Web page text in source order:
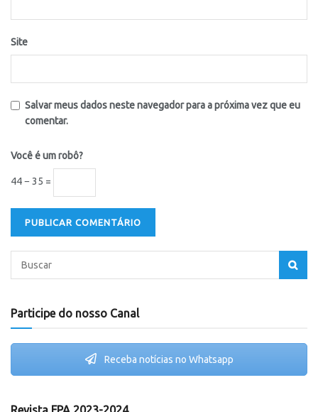
Site
Salvar meus dados neste navegador para a próxima vez que eu
comentar.
Você é um robô?
44 − 35 =
Participe do nosso Canal
Receba notícias no Whatsapp